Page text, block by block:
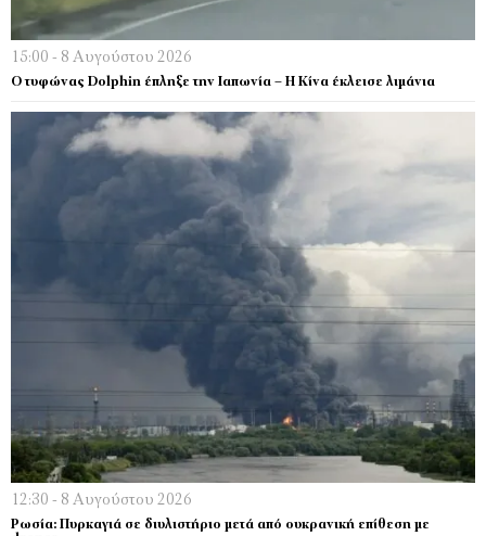
15:00 - 8 Αυγούστου 2026
Ο τυφώνας Dolphin έπληξε την Ιαπωνία – H Κίνα έκλεισε λιμάνια
12:30 - 8 Αυγούστου 2026
Ρωσία: Πυρκαγιά σε διυλιστήριο μετά από ουκρανική επίθεση με